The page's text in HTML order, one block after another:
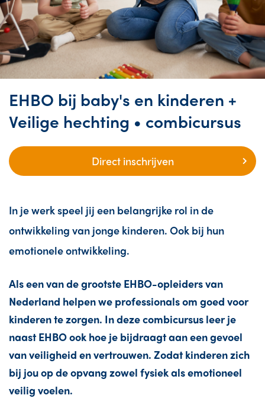
EHBO bij baby's en kinderen +
Veilige hechting • combicursus
Direct inschrijven
In je werk speel jij een belangrijke rol in de
ontwikkeling van jonge kinderen. Ook bij hun
emotionele ontwikkeling.
Als een van de grootste EHBO-opleiders van
Nederland helpen we professionals om goed voor
kinderen te zorgen. In deze combicursus leer je
naast EHBO ook hoe je bijdraagt aan een gevoel
van veiligheid en vertrouwen. Zodat kinderen zich
bij jou op de opvang zowel fysiek als emotioneel
veilig voelen.